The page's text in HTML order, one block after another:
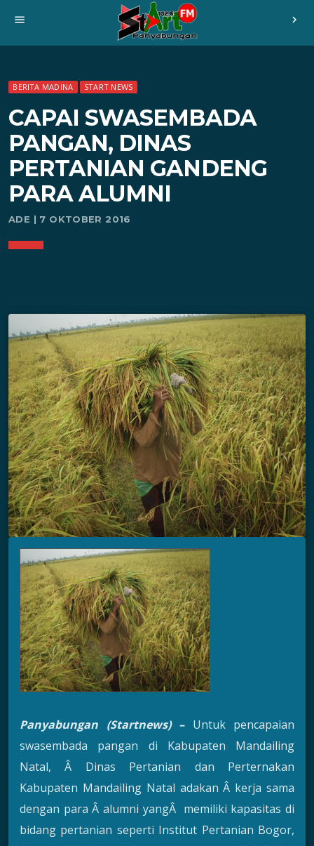
menu chevron_right
BERITA MADINA START NEWS
CAPAI SWASEMBADA
PANGAN, DINAS
PERTANIAN GANDENG
PARA ALUMNI
ADE | 7 OKTOBER 2016
Panyabungan (Startnews) –Untuk pencapaian
swasembada pangan di Kabupaten Mandailing
Natal, Â Dinas Pertanian dan Perternakan
Kabupaten Mandailing Natal adakan Â kerja sama
dengan para Â alumni yangÂ memiliki kapasitas di
bidang pertanian seperti Institut Pertanian Bogor,